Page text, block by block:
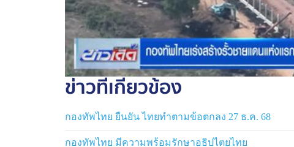
ข่าวที่เกี่ยวข้อง
กองทัพไทย ยืนยัน ไทยทำตามข้อตกลง 27 ธ.ค. 68
กองทัพไทย มีความพร้อมรักษาอธิปไตยไทย